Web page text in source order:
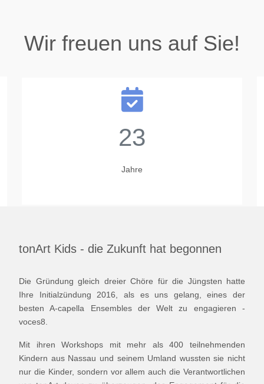
Wir freuen uns auf Sie!
23
Jahre
tonArt Kids - die Zukunft hat begonnen
Die Gründung gleich dreier Chöre für die Jüngsten hatte
Ihre Initialzündung 2016, als es uns gelang, eines der
besten A-capella Ensembles der Welt zu engagieren -
voces8.
Mit ihren Workshops mit mehr als 400 teilnehmenden
Kindern aus Nassau und seinem Umland wussten sie nicht
nur die Kinder, sondern vor allem auch die Verantwortlichen